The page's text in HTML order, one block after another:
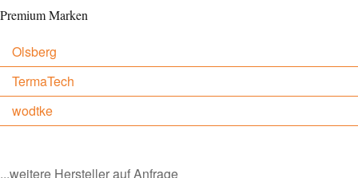
Premium Marken
Olsberg
TermaTech
wodtke
...weitere Hersteller auf Anfrage